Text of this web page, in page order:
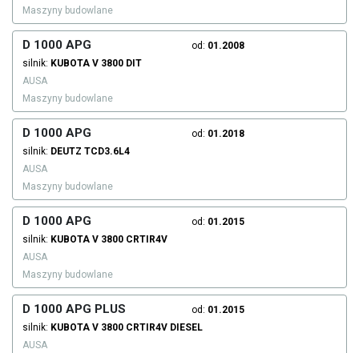
Maszyny budowlane
D 1000 APG od: 01.2008
silnik: KUBOTA V 3800 DIT
AUSA
Maszyny budowlane
D 1000 APG od: 01.2018
silnik: DEUTZ TCD3.6L4
AUSA
Maszyny budowlane
D 1000 APG od: 01.2015
silnik: KUBOTA V 3800 CRTIR4V
AUSA
Maszyny budowlane
D 1000 APG PLUS od: 01.2015
silnik: KUBOTA V 3800 CRTIR4V DIESEL
AUSA